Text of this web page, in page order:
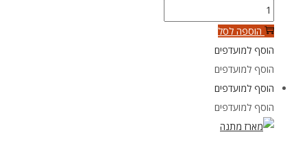
כמות
של
מארז
401
מהצפון
לחג
הוספה לסל
הוסף למועדפים
הוסף למועדפים
הוסף למועדפים
הוסף למועדפים